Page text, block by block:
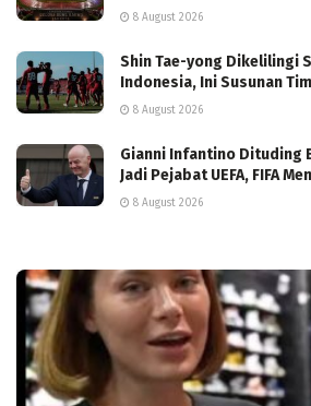
8 August 2026
Shin Tae-yong Dikelilingi
Indonesia, Ini Susunan
8 August 2026
Gianni Infantino Dituding
Jadi Pejabat UEFA, FIFA
8 August 2026